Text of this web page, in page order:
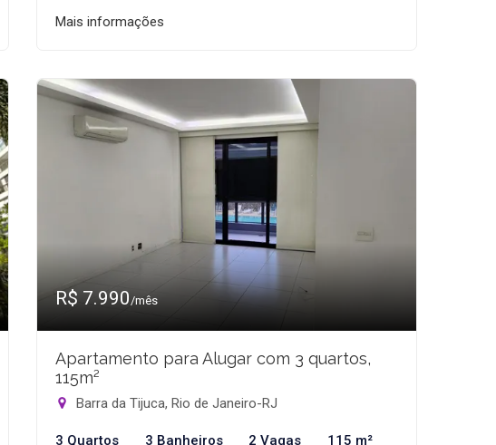
Mais informações
R$ 7.990/mês
Apartamento para Alugar com 3 quartos,
115m²
Barra da Tijuca, Rio de Janeiro-RJ
3 Quartos 3 Banheiros 2 Vagas 115 m²